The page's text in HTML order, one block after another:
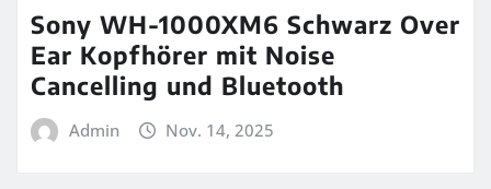
Sony WH-1000XM6 Schwarz Over
Ear Kopfhörer mit Noise
Cancelling und Bluetooth
Admin Nov. 14, 2025